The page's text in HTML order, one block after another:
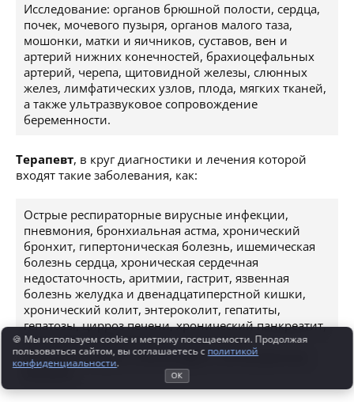
Исследование: органов брюшной полости, сердца,
почек, мочевого пузыря, органов малого таза,
мошонки, матки и яичников, суставов, вен и
артерий нижних конечностей, брахиоцефальных
артерий, черепа, щитовидной железы, слюнных
желез, лимфатических узлов, плода, мягких тканей,
а также ультразвуковое сопровождение
беременности.
Терапевт, в круг диагностики и лечения которой
входят такие заболевания, как:
Острые респираторные вирусные инфекции,
пневмония, бронхиальная астма, хронический
бронхит, гипертоническая болезнь, ишемическая
болезнь сердца, хроническая сердечная
недостаточность, аритмии, гастрит, язвенная
болезнь желудка и двенадцатиперстной кишки,
хронический колит, энтероколит, гепатиты,
гепатозы, цирроз печени, хронический панкреатит,
желчнокаменная болезнь, холецистит,
гломерулонефрит, пиелонефрит, мочекаменная
болезнь.
🍪 Мы используем cookie и метрику посещаемости. Продолжая
пользоваться сайтом, вы соглашаетесь с политикой
конфиденциальности.
ОК